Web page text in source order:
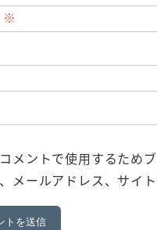
※
メントで使用するため
メールアドレス、サイト